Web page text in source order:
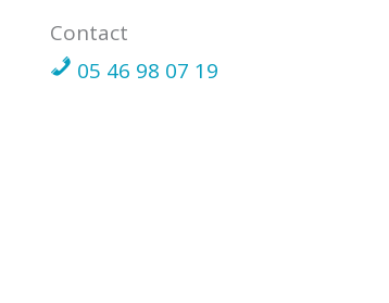
Contact
05 46 98 07 19